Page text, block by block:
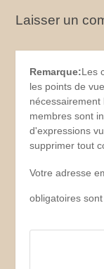
Laisser un
Remarque:Les
les points de
membres sont
d'expressions
supprimer tout
Votre adresse
obligatoires